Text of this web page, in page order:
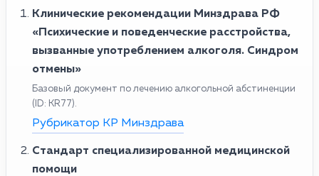
Клинические рекомендации Минздрава РФ
«Психические и поведенческие расстройства,
вызванные употреблением алкоголя. Синдром
отмены»
Базовый документ по лечению алкогольной абстиненции
(ID: KR77).
Рубрикатор КР Минздрава
Стандарт специализированной медицинской
помощи